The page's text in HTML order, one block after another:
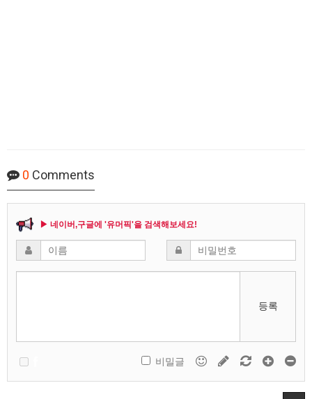
0 Comments
▶ 네이버,구글에 '유머픽'을 검색해보세요!
등록
비밀글